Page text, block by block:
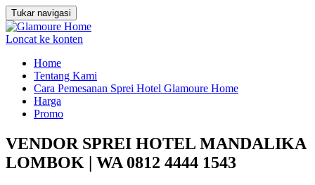
Tukar navigasi
Loncat ke konten
Home
Tentang Kami
Cara Pemesanan Sprei Hotel Glamoure Home
Harga
Promo
VENDOR SPREI HOTEL MANDALIKA
LOMBOK | WA 0812 4444 1543